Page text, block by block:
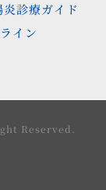
診療ガイド
イン
Reserved.